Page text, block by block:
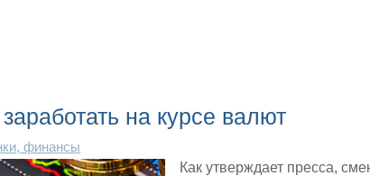
на курсе валют
финансы
Как утверждает пресса,